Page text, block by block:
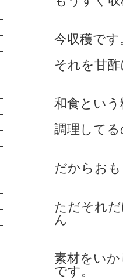
今収穫です
それを甘
和食とい
調理して
だからお
ただそれ
ん
素材をい
です。